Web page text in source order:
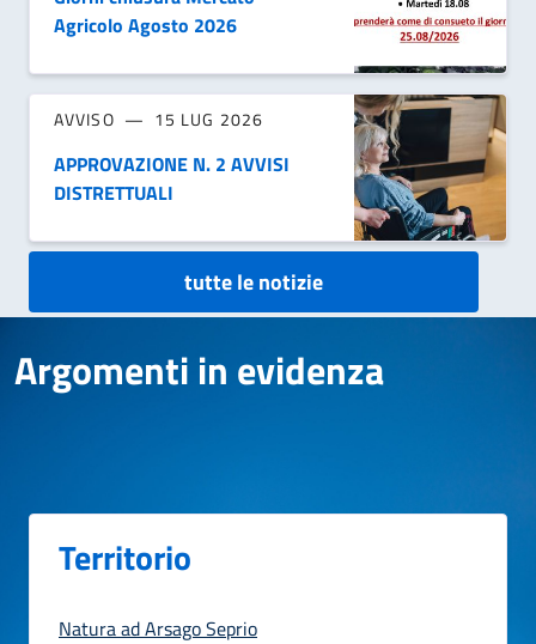
Agricolo Agosto 2026
AVVISO 15 LUG 2026
APPROVAZIONE N. 2 AVVISI
DISTRETTUALI
tutte le notizie
Argomenti in evidenza
Territorio
Natura ad Arsago Seprio